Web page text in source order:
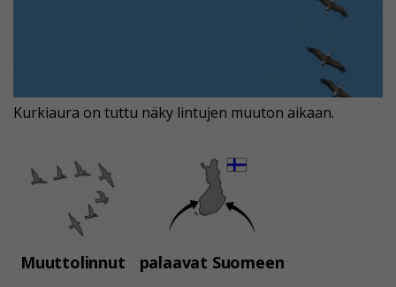
Muuttolinnut palaavat Suomeen
Kurkiaura on tuttu näky lintujen muuton aikaan.